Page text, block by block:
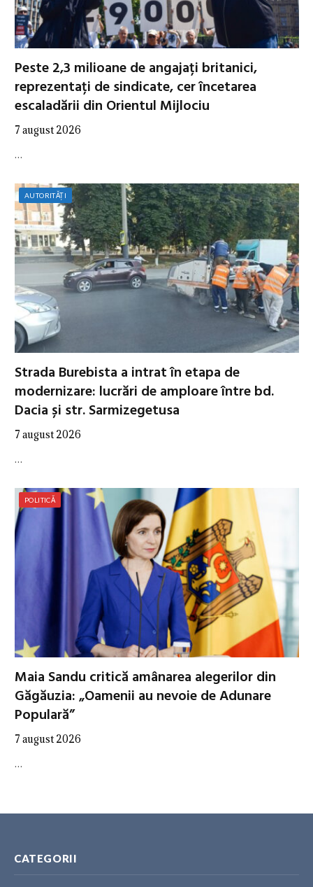
Peste 2,3 milioane de angajați britanici,
reprezentați de sindicate, cer încetarea
escaladării din Orientul Mijlociu
7 august 2026
…
AUTORITĂȚI
Strada Burebista a intrat în etapa de
modernizare: lucrări de amploare între bd.
Dacia și str. Sarmizegetusa
7 august 2026
…
POLITICĂ
Maia Sandu critică amânarea alegerilor din
Găgăuzia: „Oamenii au nevoie de Adunare
Populară”
7 august 2026
…
CATEGORII